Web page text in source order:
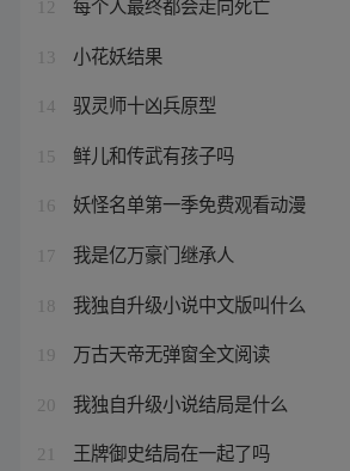
12
13 小花妖结果
14 驭灵师十凶兵原型
15 鲜儿和传武有孩子吗
16 妖怪名单第一季免费观看动漫
17 我是亿万豪门继承人
18 我独自升级小说中文版叫什么
19 万古天帝无弹窗全文阅读
20 我独自升级小说结局是什么
21 王牌御史结局在一起了吗